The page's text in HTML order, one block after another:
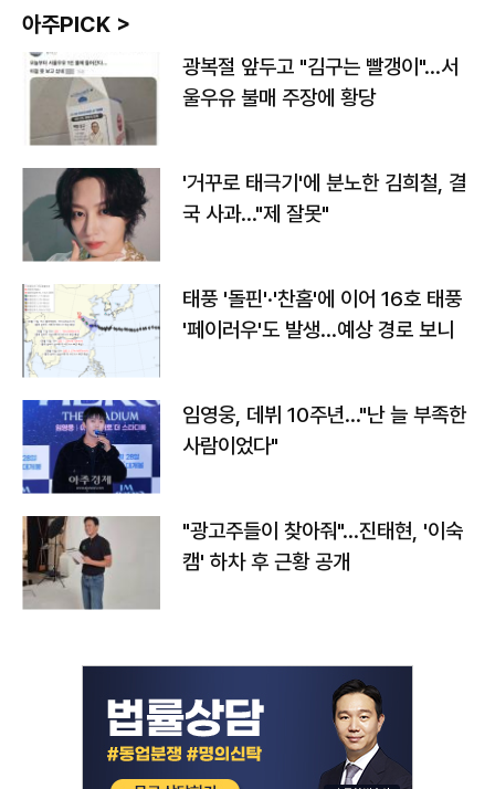
아주PICK >
광복절 앞두고 "김구는 빨갱이"…서
울우유 불매 주장에 황당
'거꾸로 태극기'에 분노한 김희철, 결
국 사과…"제 잘못"
태풍 '돌핀'·'찬홈'에 이어 16호 태풍
'페이러우'도 발생…예상 경로 보니
임영웅, 데뷔 10주년…"난 늘 부족한
사람이었다"
"광고주들이 찾아줘"…진태현, '이숙
캠' 하차 후 근황 공개